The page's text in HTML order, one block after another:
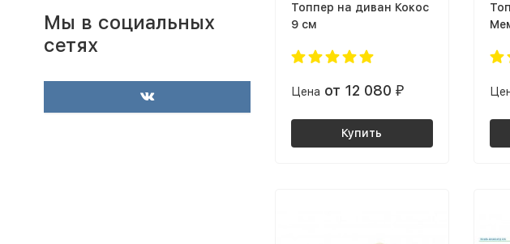
Топпер на диван Кокос
9 см
Цена от 12 080 ₽
Купить
Мебель» за такой функциональный
и красивый стол 😊
инструкция понятная. Всё, что
ожидал: стиль, качество,
компактность и цена. Рекомендую
для небольших помещений. Теперь
Мы в социальных
сетях